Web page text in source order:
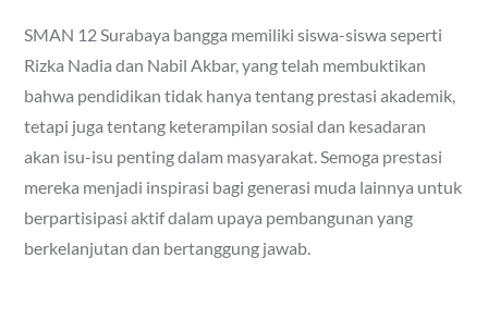
SMAN 12 Surabaya bangga memiliki siswa-siswa seperti
Rizka Nadia dan Nabil Akbar, yang telah membuktikan
bahwa pendidikan tidak hanya tentang prestasi akademik,
tetapi juga tentang keterampilan sosial dan kesadaran
akan isu-isu penting dalam masyarakat. Semoga prestasi
mereka menjadi inspirasi bagi generasi muda lainnya untuk
berpartisipasi aktif dalam upaya pembangunan yang
berkelanjutan dan bertanggung jawab.